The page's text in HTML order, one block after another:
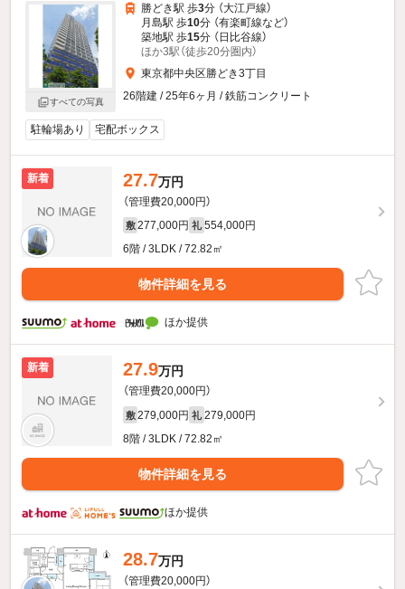
すべての写真
勝どき駅 歩3分 （大江戸線）
月島駅 歩10分 （有楽町線など）
築地駅 歩15分 （日比谷線）
ほか3駅（徒歩20分圏内）
東京都中央区勝どき3丁目
26階建 / 25年6ヶ月 / 鉄筋コンクリート
駐輪場あり 宅配ボックス
新着 27.7万円
（管理費20,000円）
敷 277,000円 礼 554,000円
6階 / 3LDK / 72.82㎡
物件詳細を見る
ほか提供
新着 27.9万円
（管理費20,000円）
敷 279,000円 礼 279,000円
8階 / 3LDK / 72.82㎡
物件詳細を見る
ほか提供
28.7万円
（管理費20,000円）